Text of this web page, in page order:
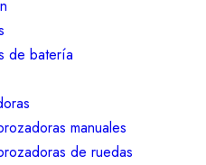
de batería
manuales
de ruedas